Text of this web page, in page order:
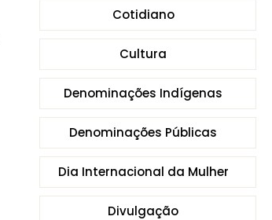
Cotidiano
Cultura
Denominações Indígenas
Denominações Públicas
Dia Internacional da Mulher
Divulgação